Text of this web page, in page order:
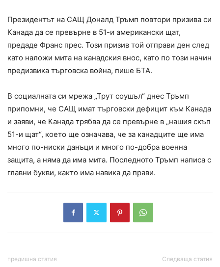
Президентът на САЩ Доналд Тръмп повтори призива си
Канада да се превърне в 51-и американски щат,
предаде Франс прес. Този призив той отправи ден след
като наложи мита на канадския внос, като по този начин
предизвика търговска война, пише БТА.
В социалната си мрежа „Трут соушъл“ днес Тръмп
припомни, че САЩ имат търговски дефицит към Канада
и заяви, че Канада трябва да се превърне в „нашия скъп
51-и щат“, което ще означава, че за канадците ще има
много по-ниски данъци и много по-добра военна
защита, а няма да има мита. Последното Тръмп написа с
главни букви, както има навика да прави.
предишна статия Следваща статия